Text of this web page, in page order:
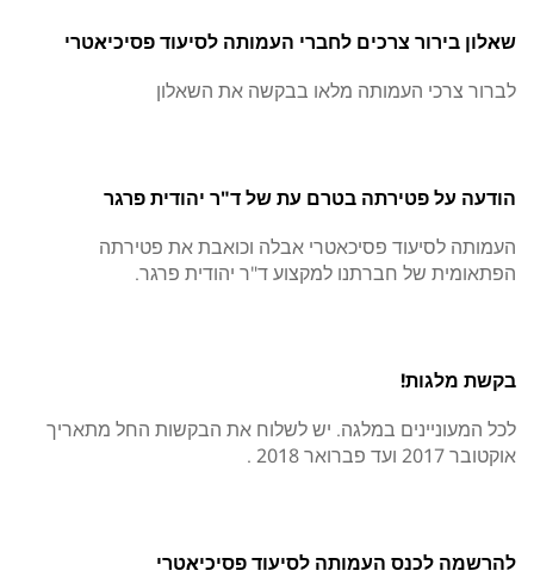
שאלון בירור צרכים לחברי העמותה לסיעוד פסיכיאטרי
לברור צרכי העמותה מלאו בבקשה את השאלון
הודעה על פטירתה בטרם עת של ד"ר יהודית פרגר
העמותה לסיעוד פסיכאטרי אבלה וכואבת את פטירתה
הפתאומית של חברתנו למקצוע ד"ר יהודית פרגר.
בקשת מלגות!
לכל המעוניינים במלגה. יש לשלוח את הבקשות החל מתאריך
אוקטובר 2017 ועד פברואר 2018 .
להרשמה לכנס העמותה לסיעוד פסיכיאטרי